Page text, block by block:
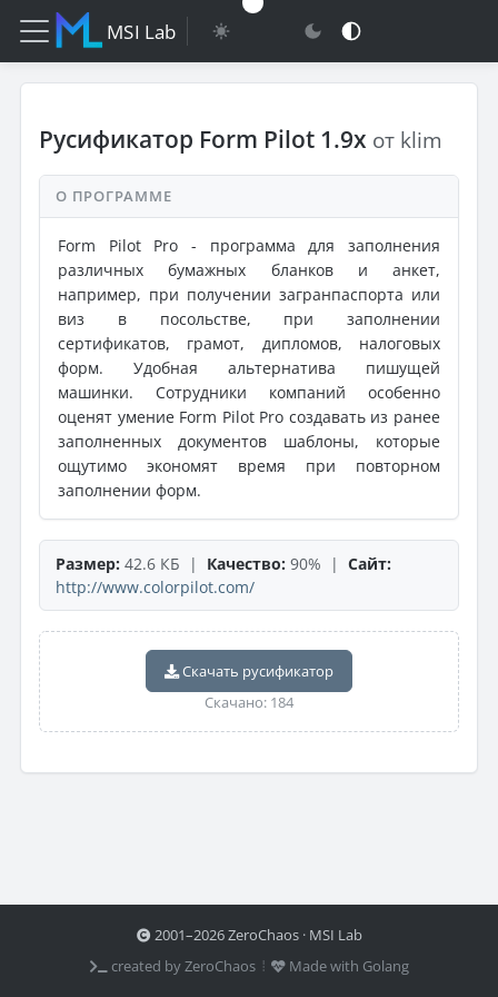
MSI Lab
Русификатор Form Pilot 1.9x от klim
О ПРОГРАММЕ
Form Pilot Pro - программа для заполнения
различных бумажных бланков и анкет,
например, при получении загранпаспорта или
виз в посольстве, при заполнении
сертификатов, грамот, дипломов, налоговых
форм. Удобная альтернатива пишущей
машинки. Сотрудники компаний особенно
оценят умение Form Pilot Pro создавать из ранее
заполненных документов шаблоны, которые
ощутимо экономят время при повторном
заполнении форм.
Размер: 42.6 КБ | Качество: 90% | Сайт:
http://www.colorpilot.com/
Скачать русификатор
Скачано: 184
2001–2026 ZeroChaos · MSI Lab
created by ZeroChaos ⦙
Made with Golang